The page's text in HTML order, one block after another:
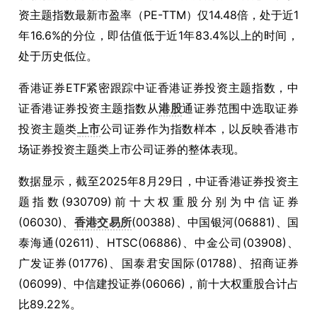
资主题指数最新市盈率（PE-TTM）仅14.48倍，处于近1
年16.6%的分位，即估值低于近1年83.4%以上的时间，
处于历史低位。
香港证券ETF紧密跟踪中证香港证券投资主题指数，中
证香港证券投资主题指数从港股通证券范围中选取证券
投资主题类上市公司证券作为指数样本，以反映香港市
场证券投资主题类上市公司证券的整体表现。
数据显示，截至2025年8月29日，中证香港证券投资主
题指数(930709)前十大权重股分别为中信证券
(06030)、 香港交易所(00388)、中国银河(06881)、国
泰海通(02611)、HTSC(06886)、中金公司(03908)、
广发证券(01776)、国泰君安国际(01788)、招商证券
(06099)、中信建投证券(06066)，前十大权重股合计占
比89.22%。